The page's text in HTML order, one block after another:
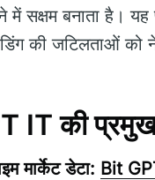
में सक्षम बनाता है। यह
की जटिलताओं को
IT की प्रमुख
मार्केट डेटा: Bit